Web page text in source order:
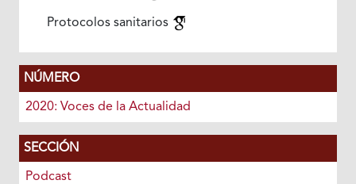
Protocolos sanitarios
NÚMERO
2020: Voces de la Actualidad
SECCIÓN
Podcast